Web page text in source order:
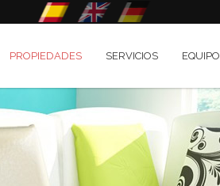
PROPIEDADES SERVICIOS EQUIPO